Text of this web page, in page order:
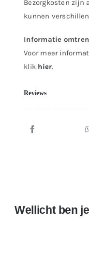
Bezorgkosten zijn
kunnen
Informatie
Voor meer
klik hier.
Reviews
Wellicht ben